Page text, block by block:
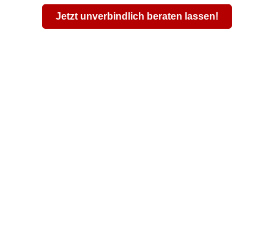
Jetzt unverbindlich beraten lassen!